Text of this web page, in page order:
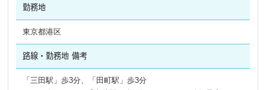
勤務地
東京都港区
路線・勤務地 備考
「三田駅」歩3分、「田町駅」歩3分